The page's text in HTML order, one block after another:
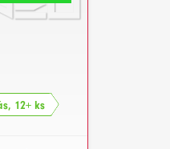
12+ ks